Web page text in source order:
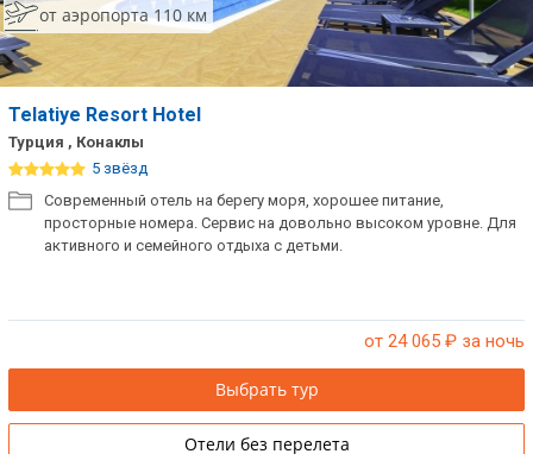
от аэропорта 110 км
Telatiye Resort Hotel
Турция , Конаклы
5 звёзд
Современный отель на берегу моря, хорошее питание,
просторные номера. Сервис на довольно высоком уровне. Для
активного и семейного отдыха с детьми.
от 24 065 ₽ за ночь
Выбрать тур
Отели без перелета